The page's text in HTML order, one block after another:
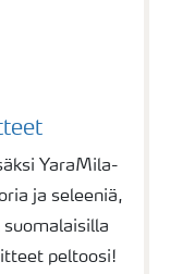
YaraMila-
ja seleeniä,
suomalaisilla
peltoosi!